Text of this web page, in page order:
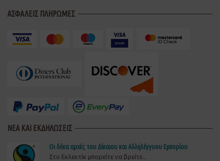
ΑΣΦΑΛΕΙΣ ΠΛΗΡΩΜΕΣ
ΝΕΑ ΚΑΙ ΕΚΔΗΛΩΣΕΙΣ
Οι δέκα αρχές του Δίκαιου και Αλληλέγγυου Εμπορίου
Στο Εκλεκτίκ μπορείτε να βρείτε...